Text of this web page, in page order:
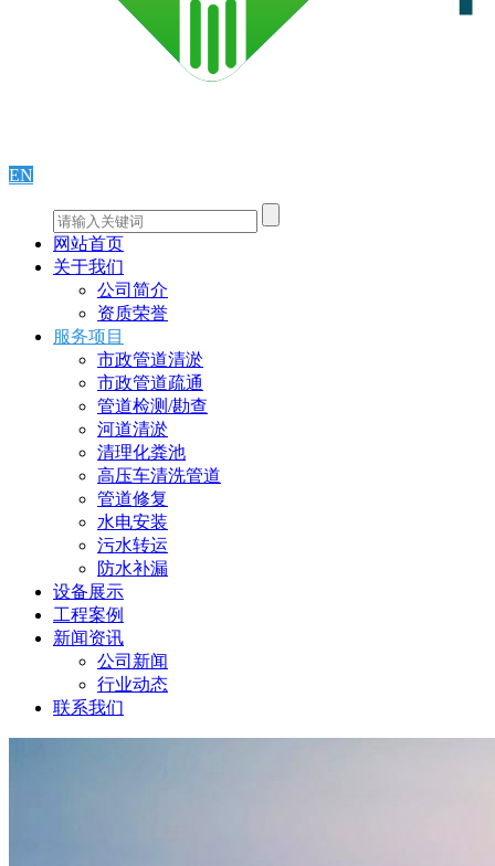
EN
网站首页
关于我们
公司简介
资质荣誉
服务项目
市政管道清淤
市政管道疏通
管道检测/勘查
河道清淤
清理化粪池
高压车清洗管道
管道修复
水电安装
污水转运
防水补漏
设备展示
工程案例
新闻资讯
公司新闻
行业动态
联系我们